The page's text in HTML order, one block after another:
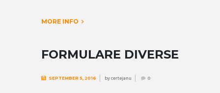
MORE INFO
FORMULARE DIVERSE
SEPTEMBER 5, 2016 bycertejanu 0